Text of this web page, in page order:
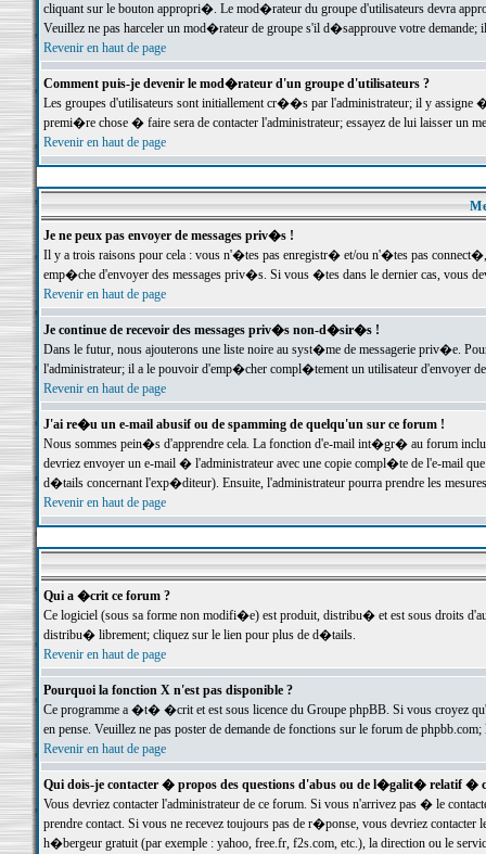
cliquant sur le bouton appropri�. Le mod�rateur du groupe d'utilisateurs devra
Veuillez ne pas harceler un mod�rateur de groupe s'il d�sapprouve votre demande;
Revenir en haut de page
Comment puis-je devenir le mod�rateur d'un groupe d'utilisateurs ?
Les groupes d'utilisateurs sont initiallement cr��s par l'administrateur; il y
premi�re chose � faire sera de contacter l'administrateur; essayez de lui laisser un
Revenir en haut de page
Je ne peux pas envoyer de messages priv�s !
Il y a trois raisons pour cela : vous n'�tes pas enregistr� et/ou n'�tes pas
emp�che d'envoyer des messages priv�s. Si vous �tes dans le dernier cas, vous
Revenir en haut de page
Je continue de recevoir des messages priv�s non-d�sir�s !
Dans le futur, nous ajouterons une liste noire au syst�me de messagerie priv�e.
l'administrateur; il a le pouvoir d'emp�cher compl�tement un utilisateur d'envoyer
Revenir en haut de page
J'ai re�u un e-mail abusif ou de spamming de quelqu'un sur ce forum !
Nous sommes pein�s d'apprendre cela. La fonction d'e-mail int�gr� au forum inclut
devriez envoyer un e-mail � l'administrateur avec une copie compl�te de l'e-mail
d�tails concernant l'exp�diteur). Ensuite, l'administrateur pourra prendre les
Revenir en haut de page
Qui a �crit ce forum ?
Ce logiciel (sous sa forme non modifi�e) est produit, distribu� et est sous droits
distribu� librement; cliquez sur le lien pour plus de d�tails.
Revenir en haut de page
Pourquoi la fonction X n'est pas disponible ?
Ce programme a �t� �crit et est sous licence du Groupe phpBB. Si vous croyez
en pense. Veuillez ne pas poster de demande de fonctions sur le forum de
Revenir en haut de page
Qui dois-je contacter � propos des questions d'abus ou de l�galit� relatif �
Vous devriez contacter l'administrateur de ce forum. Si vous n'arrivez pas � le
prendre contact. Si vous ne recevez toujours pas de r�ponse, vous devriez
h�bergeur gratuit (par exemple : yahoo, free.fr, f2s.com, etc.), la direction ou le